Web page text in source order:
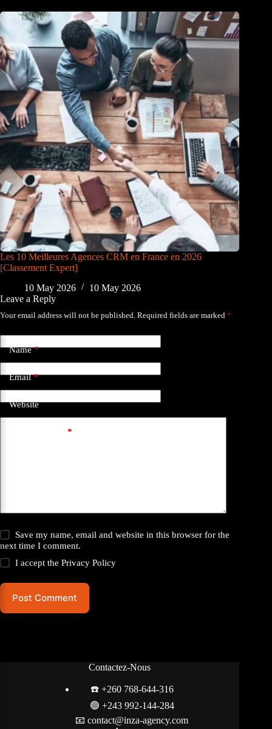
Les 10 Meilleures Agences CRM en France en 2026
[Classement Expert]
10 May 2026
10 May 2026
Leave a Reply
Your email address will not be published. Required fields are marked *
Name*
Email*
Website
*
Save my name, email and website in this browser for the
next time I comment.
I accept thePrivacy Policy
Post Comment
Contactez-Nous
☎️ +260 768-644-316
🟢 +243 992-144-284
📧 contact@inza-agency.com